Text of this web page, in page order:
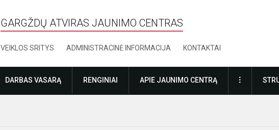
GARGŽDŲ ATVIRAS JAUNIMO CENTRAS
VEIKLOS SRITYS ADMINISTRACINĖ INFORMACIJA KONTAKTAI
DARBAS VASARĄ RENGINIAI APIE JAUNIMO CENTRĄ DAUGIAU